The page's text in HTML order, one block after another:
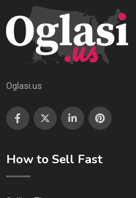
Oglasi.us
How to Sell Fast